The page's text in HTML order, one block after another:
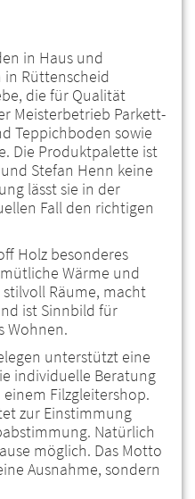
in Haus und
Rüttenscheid
die für Qualität
Meisterbetrieb Parkett-
Teppichboden sowie
Die Produktpalette ist
Stefan Henn keine
lässt sie in der
Fall den richtigen
Holz besonderes
Wärme und
Räume, macht
ist Sinnbild für
Wohnen.
unterstützt eine
individuelle Beratung
Filzgleitershop.
zur Einstimmung
Natürlich
möglich. Das Motto
Ausnahme, sondern